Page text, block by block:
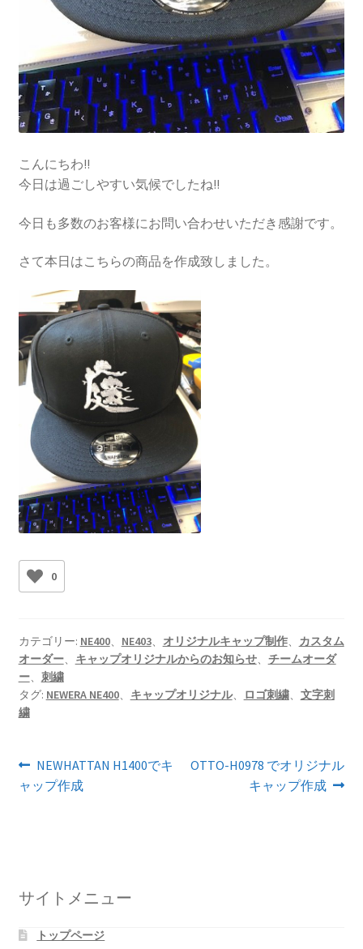
こんにちわ!!
今日は過ごしやすい気候でしたね!!
今日も多数のお客様にお問い合わせいただき感謝です。
さて本日はこちらの商品を作成致しました。
0
カテゴリー: NE400、 NE403、 オリジナルキャップ制作、 カスタム
オーダー、 キャップオリジナルからのお知らせ、 チームオーダ
ー、 刺繍
タグ: NEWERA NE400、 キャップオリジナル、 ロゴ刺繍、 文字刺
繍
投
稿
ゲ
ー
前
の
NEWHATTAN H1400でキ
ャップ作成
次
OTTO-H0978 でオリジナル
キャップ作成
サイトメニュー
トップページ